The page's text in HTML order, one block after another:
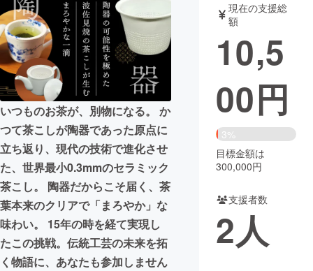
テクノロジー・ガジェット
映像・映画 書籍・雑誌
ビジネス・起業 チャレンジ
まちづくり・地域活性化
CAMPFIRE for Social Good
CAMPFIRE Creation
CAMPFIREふるさと納税
コミュニティ
いつものお茶が、別物になる。 か
つて茶こしが陶器であった原点に
立ち返り、現代の技術で進化させ
た、世界最小0.3mmのセラミック
茶こし。 陶器だからこそ届く、茶
葉本来のクリアで「まろやか」な
味わい。 15年の時を経て実現し
たこの挑戦。伝統工芸の未来を拓
く物語に、あなたも参加しません
現在の支援総
額
10,5
00円
3%
目標金額は
300,000円
支援者数
2人